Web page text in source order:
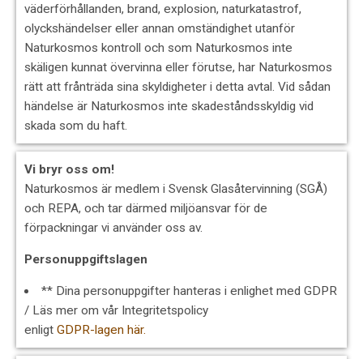
väderförhållanden, brand, explosion, naturkatastrof,
olyckshändelser eller annan omständighet utanför
Naturkosmos kontroll och som Naturkosmos inte
skäligen kunnat övervinna eller förutse, har Naturkosmos
rätt att frånträda sina skyldigheter i detta avtal. Vid sådan
händelse är Naturkosmos inte skadeståndsskyldig vid
skada som du haft.
Vi bryr oss om!
Naturkosmos är medlem i Svensk Glasåtervinning (SGÅ)
och REPA, och tar därmed miljöansvar för de
förpackningar vi använder oss av.
Personuppgiftslagen
** Dina personuppgifter hanteras i enlighet med GDPR
/ Läs mer om vår Integritetspolicy
enligt GDPR-lagen här.